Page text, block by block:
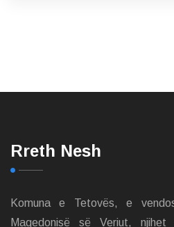
Rreth Nesh
Komuna e Tetovës, e
Maqedonisë së Veriut,